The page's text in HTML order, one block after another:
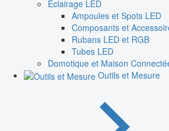
Éclairage LED
Ampoules et Spots LED
Composants et
Rubans LED et RGB
Tubes LED
Domotique et Maison
Outils et Mesure